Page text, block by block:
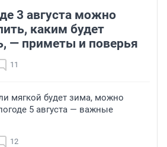
3 августа можно
каким будет
— приметы и поверья
11
мягкой будет зима, можно
5 августа — важные
12